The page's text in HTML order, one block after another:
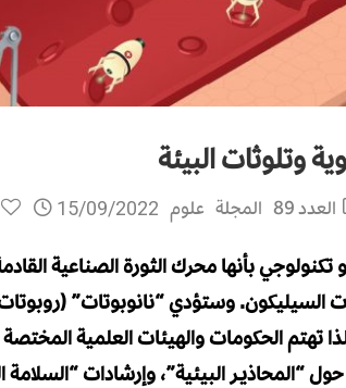
وتلوثات البيئة
العدد 89 المجلة علوم 15/09/2022
تكنولوجي بأنها محرك الثورة الصناعية
السيليكون. وستؤدي “نانوبوتات”
تهتم الحكومات والهيئات العلمية
“المحاذيـر البيئية”، وإرشادات “السلامة